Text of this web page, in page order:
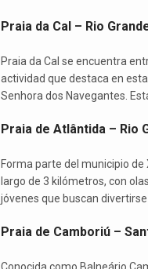
Praia da Cal – Rio
Praia da Cal se encuentra
actividad que destaca en
Senhora dos Navegantes.
Praia de Atlântida – Rio
Forma parte del municipio
largo de 3 kilómetros, con
jóvenes que buscan divertirse
Praia de Camboriú –